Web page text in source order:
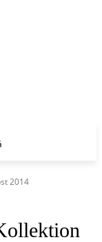
2014